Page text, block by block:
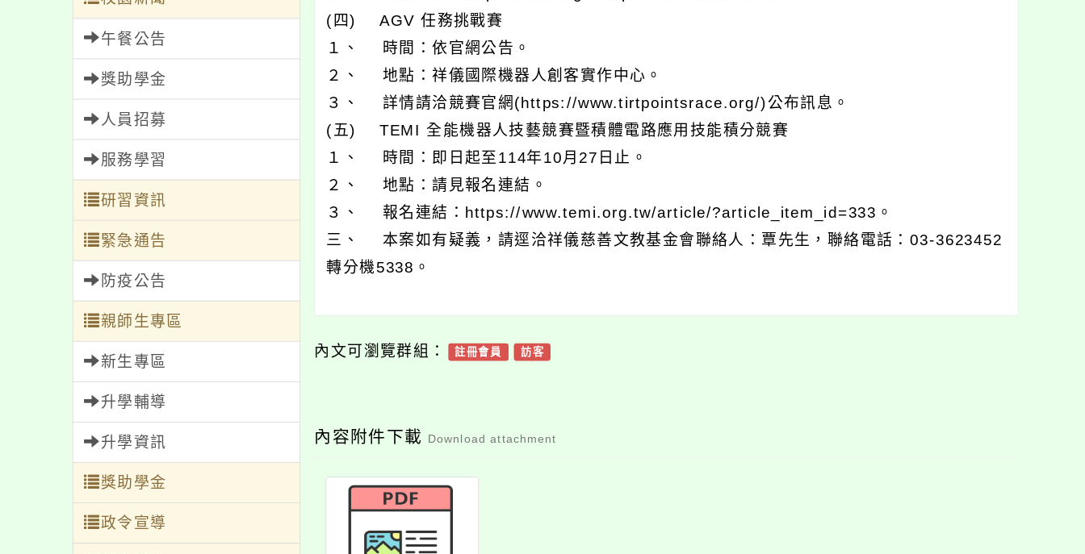
午餐公告
獎助學金
人員招募
服務學習
研習資訊
緊急通告
防疫公告
親師生專區
新生專區
升學輔導
升學資訊
獎助學金
政令宣導
(四) AGV 任務挑戰賽
１、 時間：依官網公告。
２、 地點：祥儀國際機器人創客實作中心。
３、 詳情請洽競賽官網(https://www.tirtpointsrace.org/)公布訊息。
(五) TEMI 全能機器人技藝競賽暨積體電路應用技能積分競賽
１、 時間：即日起至114年10月27日止。
２、 地點：請見報名連結。
３、 報名連結：https://www.temi.org.tw/article/?article_item_id=333。
三、 本案如有疑義，請逕洽祥儀慈善文教基金會聯絡人：覃先生，聯絡電話：03-3623452
轉分機5338。
內文可瀏覽群組： 註冊會員 訪客
內容附件下載 Download attachment